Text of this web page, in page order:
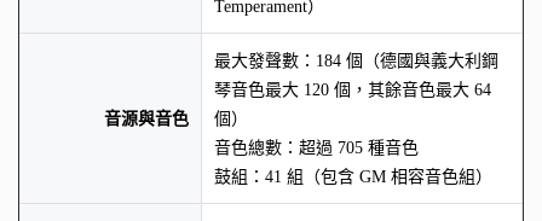
Temperament）
音源與音色
最大發聲數：184 個（德國與義大利鋼
琴音色最大 120 個，其餘音色最大 64
個）
音色總數：超過 705 種音色
鼓組：41 組（包含 GM 相容音色組）